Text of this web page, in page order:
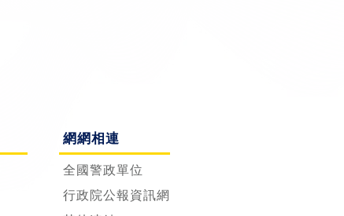
網網相連
全國警政單位
行政院公報資訊網